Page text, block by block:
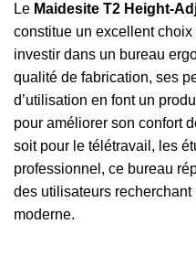
Le Maidesite T2 Height-
constitue un excellent
investir dans un bureau
qualité de fabrication, ses
d’utilisation en font un
pour améliorer son confort
soit pour le télétravail, les
professionnel, ce bureau
des utilisateurs
moderne.